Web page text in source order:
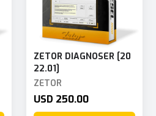
ZETOR DIAGNOSER [20
22.01]
ZETOR
USD 250.00